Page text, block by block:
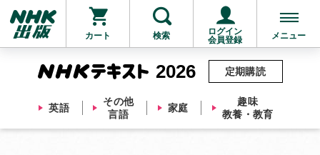
カート 検索
ログイン
会員登録
メニュー
2026
英語
その他
言語
家庭
趣味
教養・教育
定期購読